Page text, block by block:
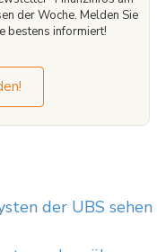
der Woche. Melden Sie
bestens informiert!
der UBS sehen